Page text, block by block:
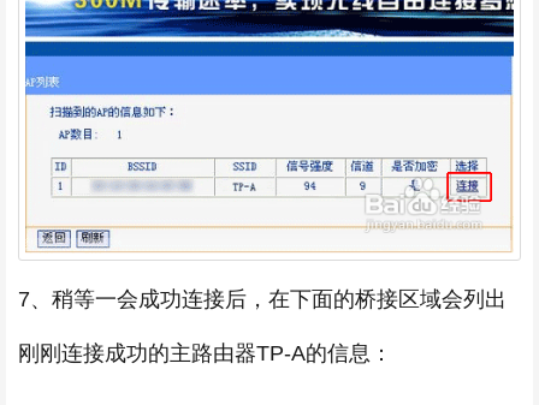
7、稍等一会成功连接后，在下面的桥接区域会列出
刚刚连接成功的主路由器TP-A的信息：